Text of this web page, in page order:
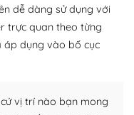
đặt thêm vào
cần thiết. Có
viện themes và
hợp cho mục đích
dễ dàng sử dụng với
trực quan theo từng
áp dụng vào bố cục
vị trí nào bạn mong